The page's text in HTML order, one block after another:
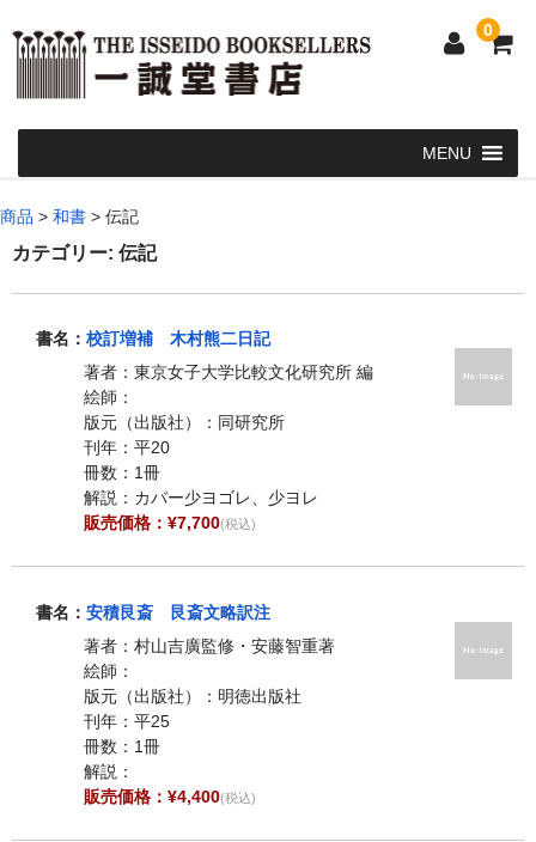
0
和 書
洋 書
和本・浮世絵・古地図
カート
発送・支払い方法
お問い合せ
商品 > 和書 > 伝記
カテゴリー: 伝記
書名： 校訂増補 木村熊二日記
著者：東京女子大学比較文化研究所 編
絵師：
版元（出版社）：同研究所
刊年：平20
冊数：1冊
解説：カバー少ヨゴレ、少ヨレ
販売価格：¥7,700(税込)
書名： 安積艮斎 艮斎文略訳注
著者：村山吉廣監修・安藤智重著
絵師：
版元（出版社）：明徳出版社
刊年：平25
冊数：1冊
解説：
販売価格：¥4,400(税込)